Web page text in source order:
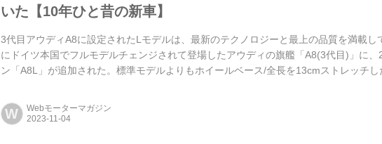
いた【10年ひと昔の新車】
3代目アウディA8に設定されたLモデルは、最新のテクノロジーと最上の品質を満載
にドイツ本国でフルモデルチェンジされて登場したアウディの旗艦「A8(3代目)」に
ン「A8L」が追加された。標準モデルよりもホイールベース/全長を13cmストレッチし
W Webモーターマガジン